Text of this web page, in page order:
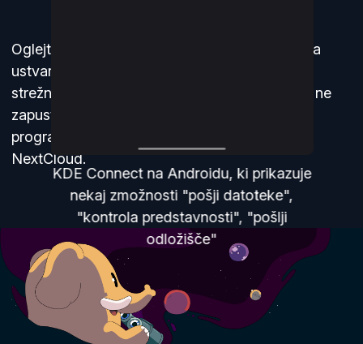
KDE Connect na Androidu, ki prikazuje
nekaj zmožnosti "pošji datoteke",
"kontrola predstavnosti", "pošlji
odložišče"
Oglejte si tudi
, ki vam omogoča, da
ustvarite svoj oblak na zasebnem osebnem
strežniku in zagotovite, da vaši podatki nikoli ne
zapustijo vašega skrbništva. Številni deli
programske opreme KDE se integrirajo z
NextCloud.